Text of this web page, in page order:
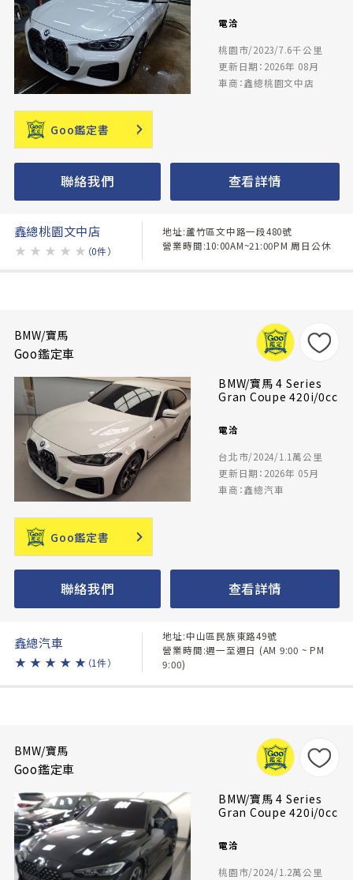
電洽
桃園市/2023/7.6千公里
更新日期：2026年 08月
車商：鑫總桃園文中店
Goo鑑定書
聯絡我們 查看詳情
鑫總桃園文中店
★ ★ ★ ★ ★ （0件）
地址:蘆竹區文中路一段480號
營業時間:10:00AM~21:00PM 周日公休
BMW/寶馬
Goo鑑定車
BMW/寶馬 4 Series
Gran Coupe 420i/0cc
電洽
台北市/2024/1.1萬公里
更新日期：2026年 05月
車商：鑫總汽車
Goo鑑定書
聯絡我們 查看詳情
鑫總汽車
★ ★ ★ ★ ★ （1件）
地址:中山區民族東路49號
營業時間:週一至週日 (AM 9:00 ~ PM
9:00)
BMW/寶馬
Goo鑑定車
BMW/寶馬 4 Series
Gran Coupe 420i/0cc
電洽
桃園市/2024/1.2萬公里